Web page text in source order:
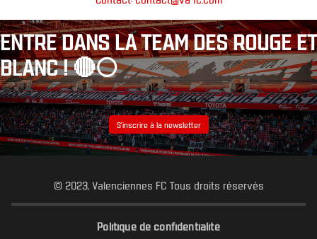
ENTRE DANS LA TEAM DES ROUGE ET
BLANC ! 🔴⚪️
S’inscrire à la newsletter
© 2023, Valenciennes FC Tous droits réservés
Politique de confidentialité